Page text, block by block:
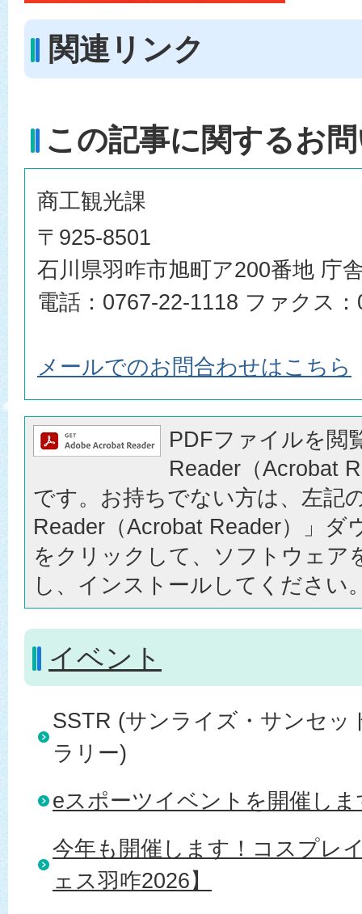
関連リンク
この記事に関するお
商工観光課
〒925-8501
石川県羽咋市旭町ア200番地 庁
電話：0767-22-1118 ファクス
メールでのお問合わせはこちら
PDFファイルを閲
Reader（Acrobat
です。お持ちでない方は、左記
Reader（Acrobat Reader）」ダ
をクリックして、ソフトウェア
し、インストールしてください
イベント
SSTR (サンライズ・サンセッ
ラリー)
eスポーツイベントを開催しま
今年も開催します！コスプレ
ェス羽咋2026】